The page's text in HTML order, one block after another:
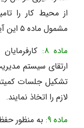
از محیط کار را
مشمول ماده ۵ این آیین نامه و تبصره مربوطه می باشد.
ماده ۸:
ارتقای سیستم
تشکیل جلسات
لازم را اتخاذ نمایند.
ماده ۹:
به منظور